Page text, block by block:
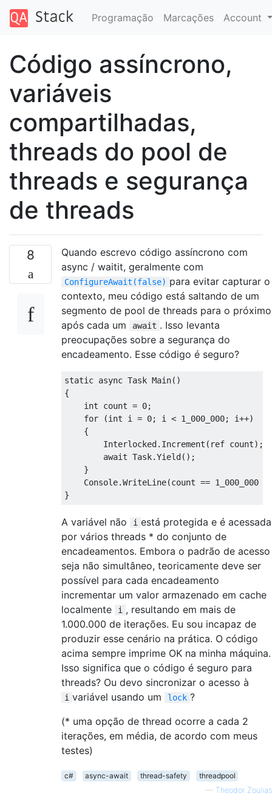
Programação Marcações Account
Código assíncrono,
variáveis ​​
compartilhadas,
threads do pool de
threads e segurança
de threads
8
Quando escrevo código assíncrono com
async / waitit, geralmente com
ConfigureAwait(false) para evitar capturar o
contexto, meu código está saltando de um
segmento de pool de threads para o próximo
após cada um
await . Isso levanta
preocupações sobre a segurança do
encadeamento. Esse código é seguro?
static async Task Main()
{
int count = 0;
for
(int i = 0; i < 1_000_000; i++)
{
Interlocked. Increment ( ref count);
await Task.Yield();
}
Console.WriteLine(count == 1_000_000
}
A variável não i está protegida e é acessada
por vários threads * do conjunto de
encadeamentos. Embora o padrão de acesso
seja não simultâneo, teoricamente deve ser
possível para cada encadeamento
incrementar um valor armazenado em cache
localmente
i , resultando em mais de
1.000.000 de iterações. Eu sou incapaz de
produzir esse cenário na prática. O código
acima sempre imprime OK na minha máquina.
Isso significa que o código é seguro para
threads? Ou devo sincronizar o acesso à
i variável usando um lock ?
(* uma opção de thread ocorre a cada 2
iterações, em média, de acordo com meus
testes)
c# async-await thread-safety
threadpool
— Theodor Zoulias